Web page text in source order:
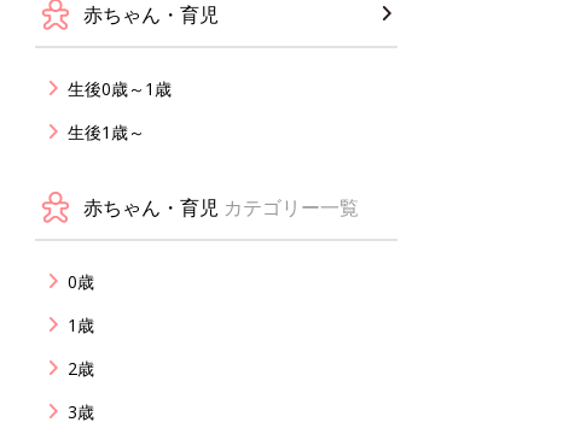
赤ちゃん・育児
生後0歳～1歳
生後1歳～
赤ちゃん・育児 カテゴリー一覧
0歳
1歳
2歳
3歳